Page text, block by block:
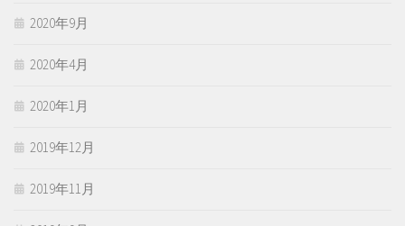
2020年9月
2020年4月
2020年1月
2019年12月
2019年11月